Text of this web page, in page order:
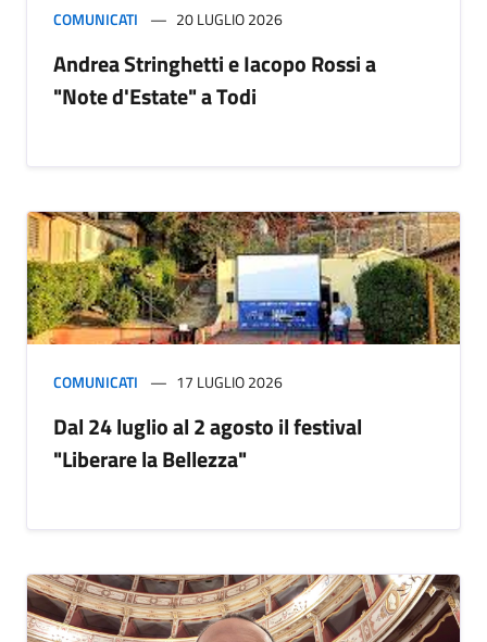
COMUNICATI 20 LUGLIO 2026
Andrea Stringhetti e Iacopo Rossi a
"Note d'Estate" a Todi
COMUNICATI 17 LUGLIO 2026
Dal 24 luglio al 2 agosto il festival
"Liberare la Bellezza"